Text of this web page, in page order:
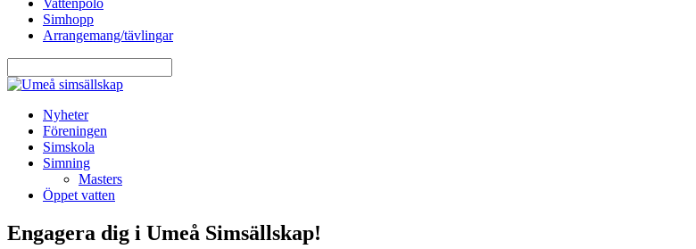
Vattenpolo
Simhopp
Arrangemang/tävlingar
Nyheter
Föreningen
Simskola
Simning
Masters
Öppet vatten
Engagera dig i Umeå Simsällskap!